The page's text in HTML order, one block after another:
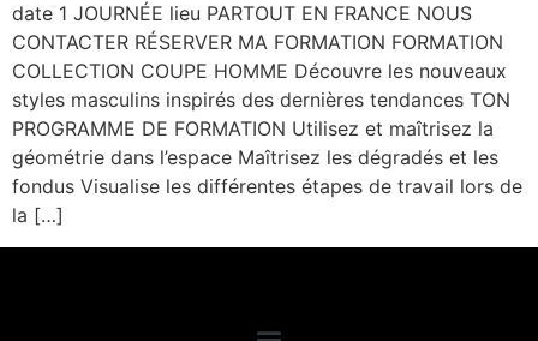
date 1 JOURNÉE lieu PARTOUT EN FRANCE NOUS
CONTACTER RÉSERVER MA FORMATION FORMATION
COLLECTION COUPE HOMME Découvre les nouveaux
styles masculins inspirés des dernières tendances TON
PROGRAMME DE FORMATION Utilisez et maîtrisez la
géométrie dans l’espace Maîtrisez les dégradés et les
fondus Visualise les différentes étapes de travail lors de
la […]